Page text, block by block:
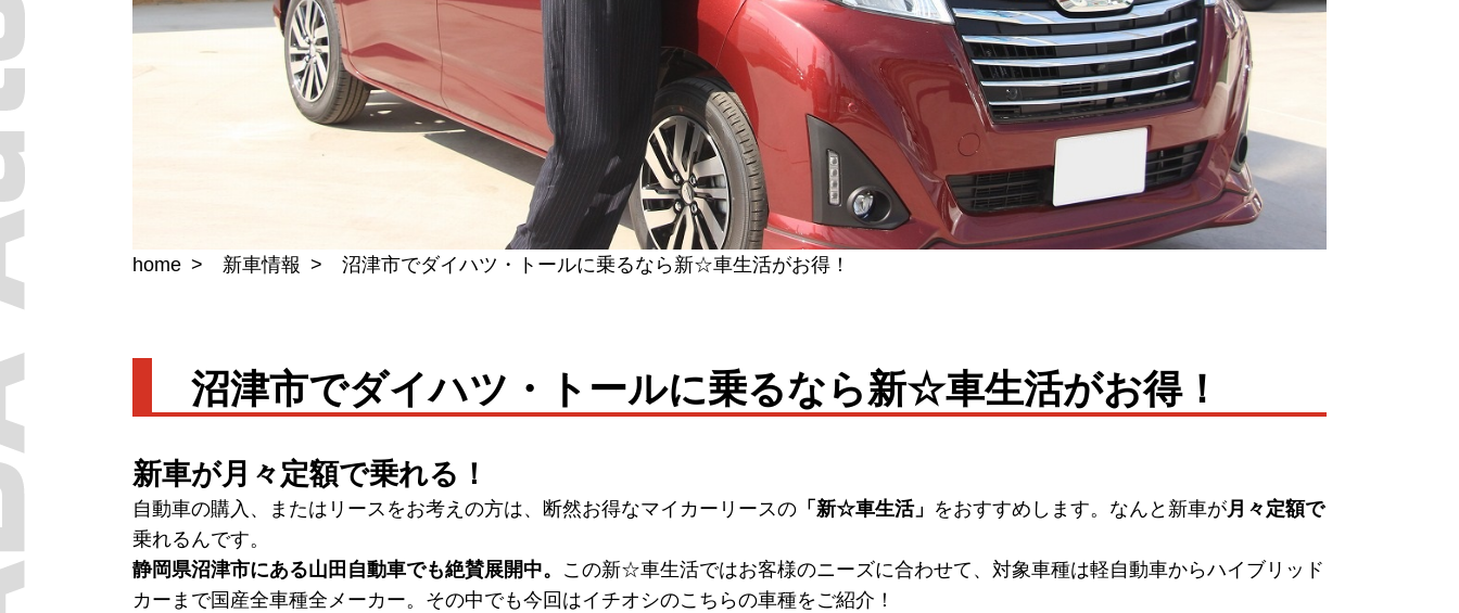
home 新車情報 沼津市でダイハツ・トールに乗るなら新☆車生活がお得！
沼津市でダイハツ・トールに乗るなら新☆車生活がお得！
新車が月々定額で乗れる！
自動車の購入、またはリースをお考えの方は、断然お得なマイカーリースの 「新☆車生活」 をおすすめします。なんと新車が月々定額で
乗れるんです。
静岡県沼津市にある山田自動車でも絶賛展開中。 この新☆車生活ではお客様のニーズに合わせて、対象車種は軽自動車からハイブリッド
カーまで国産全車種全メーカー。その中でも今回はイチオシのこちらの車種をご紹介！